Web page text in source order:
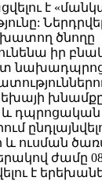
է
ծնողը
իր
դպրոցական
ուսման
ժամը
է